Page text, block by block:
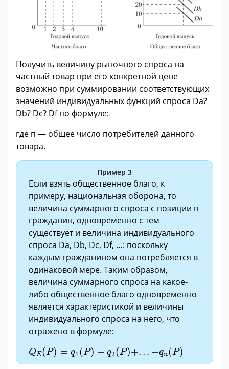
Получить величину рыночного спроса на
частный товар при его конкретной цене
возможно при суммировании соответствующих
значений индивидуальных функций спроса Da?
Db? Dc? Df по формуле:
где п — общее число потребителей данного
товара.
Пример 3
Если взять общественное благо, к
примеру, национальная оборона, то
величина суммарного спроса с позиции п
гражданин, одновременно с тем
существует и величина индивидуального
спроса Da, Db, Dc, Df, …: поскольку
каждым гражданином она потребляется в
одинаковой мере. Таким образом,
величина суммарного спроса на какое-
либо общественное благо одновременно
является характеристикой и величины
индивидуального спроса на него, что
отражено в формуле:
QE(P) = q1(P) + q2(P)+. . . +qn(P)
Q (P)= (P )+q ( P) +...+ q